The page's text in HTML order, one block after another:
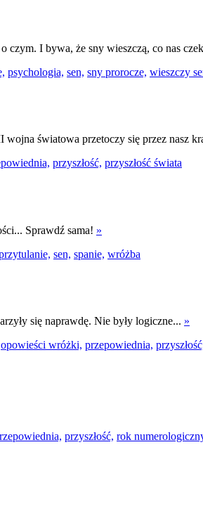
czym. I bywa, że sny wieszczą, co nas
psychologia, sen, sny prorocze, wieszczy
światowa przetoczy się przez nasz
przyszłość, przyszłość świata
Sprawdź sama! »
sen, spanie, wróżba
się naprawdę. Nie były logiczne... »
opowieści wróżki, przepowiednia,
przyszłość, rok